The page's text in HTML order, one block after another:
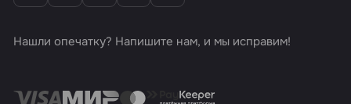
Нашли опечатку? Напишите нам, и мы исправим!